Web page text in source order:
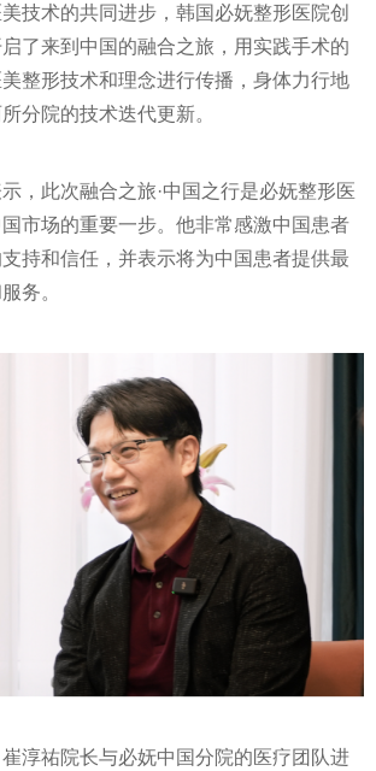
技术的共同进步，韩国必妩整形医院创
了来到中国的融合之旅，用实践手术的
整形技术和理念进行传播，身体力行地
分院的技术迭代更新。
，此次融合之旅·中国之行是必妩整形医
市场的重要一步。他非常感激中国患者
持和信任，并表示将为中国患者提供最
务。
淳祐院长与必妩中国分院的医疗团队进